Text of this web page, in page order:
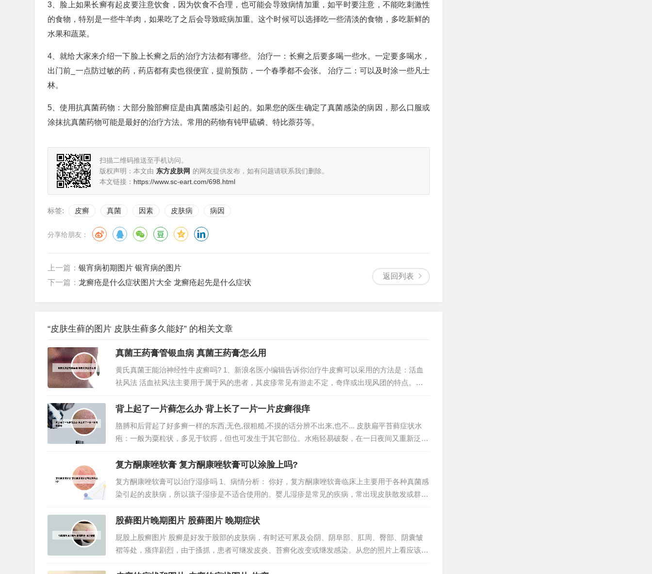
3、脸上如果长癣有起皮要注意饮食，因为饮食不合理，也可能会导致病情加重，如平时要注意，不能吃刺激性
的食物，特别是一些牛羊肉，如果吃了之后会导致眩病加重。这个时候可以选择吃一些清淡的食物，多吃新鲜的
水果和蔬菜。
4、就给大家来介绍一下脸上长癣之后的治疗方法都有哪些。 治疗一：长癣之后要多喝一些水。一定要多喝水，
出门前_一点防过敏的药，药店都有卖也很便宜，提前预防，一个春季都不会张。 治疗二：可以及时涂一些凡士
林。
5、使用抗真菌药物：大部分脸部癣症是由真菌感染引起的。如果您的医生确定了真菌感染的病因，那么口服或
涂抹抗真菌药物可能是最好的治疗方法。常用的药物有钝甲硫磷、特比萘芬等。
扫描二维码推送至手机访问。
版权声明：本文由 东方皮肤网 的网友提供发布，如有问题请联系我们删除。
本文链接： https://www.sc-eart.com/698.html
标签: 皮癣 真菌 因素 皮肤病 病因
分享给朋友：
返回列表
上一篇： 银宵病初期图片 银宵病的图片
下一篇： 龙癣疮是什么症状图片大全 龙癣疮起先是什么症状
“皮肤生藓的图片 皮肤生藓多久能好” 的相关文章
真菌王药膏管银血病 真菌王药膏怎么用
黄氏真菌王能治神经性牛皮癣吗? 1、新浪名医小编辑告诉你治疗牛皮癣可以采用的方法是：活血
祛风法 活血祛风法主要用于属于风的患者，其皮疹常见有游走不定，奇痒或出现风团的特点。常
用药物有：防风、荆芥、卜荷、羌活、苍耳子、稀莶草、川芎。2、肯定是啊，有的是特别的个别
地方的医生的技术很好啊，给你看好了就焕发...
背上起了一片藓怎么办 背上长了一片一片皮癣很痒
胳膊和后背起了好多癣一样的东西,无色,很粗糙,不摸的话分辨不出来,也不... 皮肤扁平苔藓症状水
疱：一般为粟粒状，多见于软腭，但也可发生于其它部位。水疱轻易破裂，在一日夜间又重新泛
起。皮肤扁平苔藓症状糜烂：糜烂型常见，范围相称广泛，几乎可遍及整个口腔粘膜。这个是经常
靠在桌子上引起的，你用复方醋酸氟氢...
复方酮康唑软膏 复方酮康唑软膏可以涂脸上吗?
复方酮康唑软膏可以治疗湿疹吗 1、病情分析： 你好，复方酮康唑软膏临床上主要用于各种真菌感
染引起的皮肤病，所以孩子湿疹是不适合使用的。婴儿湿疹是常见的疾病，常出现皮肤散发或群集
的小红丘疹或红斑，逐渐增多，并可见小水疱，严重时出现糜烂和溃疡等。2、治疗复方酮康唑软
膏：经过相关试验表明，酮康唑对于湿疹有...
股藓图片晚期图片 股藓图片 晚期症状
屁股上股癣图片 股癣是好发于股部的皮肤病，有时还可累及会阴、阴阜部、肛周、臀部、阴囊皱
褶等处，瘙痒剧烈，由于搔抓，患者可继发皮炎、苔癣化改变或继发感染。从您的照片上看应该是
感染癣菌类的一种，股癣。凡由致病性真菌侵犯腹股沟内侧所致环状或半环状皮损者统称为股癣，